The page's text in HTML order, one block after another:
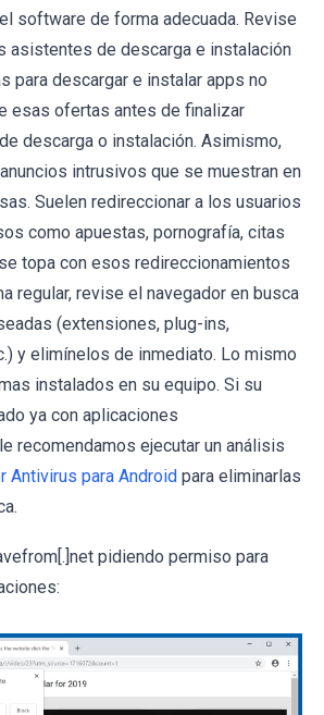
software de forma adecuada. Revise
asistentes de descarga e instalación
para descargar e instalar apps no
esas ofertas antes de finalizar
descarga o instalación. Asimismo,
intrusivos que se muestran en
Suelen redireccionar a los usuarios
como apuestas, pornografía, citas
topa con esos redireccionamientos
regular, revise el navegador en busca
(extensiones, plug-ins,
y elimínelos de inmediato. Lo mismo
instalados en su equipo. Si su
ya con aplicaciones
recomendamos ejecutar un análisis
Antivirus para Android para eliminarlas
pidiendo permiso para